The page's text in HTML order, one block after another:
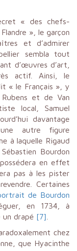
« des chefs-
», le garçon
et d’admirer
sembla tout
d’œuvres d’art,
actif. Ainsi, le
« le Français », y
et de Van
local, Samuel
davantage
autre figure
à laquelle Rigaud
Bourdon
en effet
pas à les pister
Certaines
de Bourdon
en 1734, à
un drapé [7]
chez
que Hyacinthe